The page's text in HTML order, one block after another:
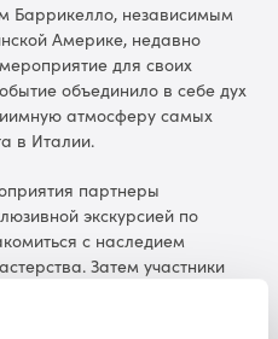
Баррикелло, независимым
Америке, недавно
для своих
объединило в себе дух
атмосферу самых
в Италии.
партнеры
экскурсией по
с наследием
Затем участники
F488